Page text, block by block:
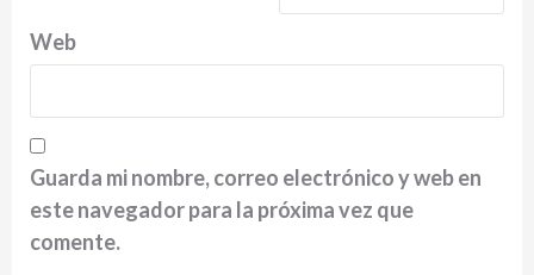
Web
Guarda mi nombre, correo electrónico y web en
este navegador para la próxima vez que
comente.